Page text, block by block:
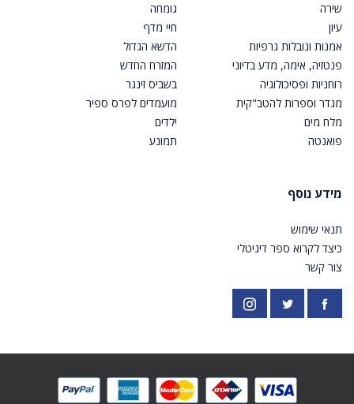
שירה
עיון
אמנות ונובלות גרפיות
פנטזיה, אימה, מדע בדיוני
רוחניות ופסיכולוגיה
מגדר וספרות להטב"קית
מלח מים
פואנטה
גומחה
חיי מדף
הדשא הגדול
המזרח החדש
בשביס זינגר
מועמדים לפרס ספיר
ילדים
תמונע
מידע נוסף
תנאי שימוש
כיצד לקרוא ספר דיגיטלי
צור קשר
פייסבוק https://twitter.com/PardesPublish
אינסטגרם